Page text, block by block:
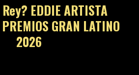
EDDIE ARTISTA
GRAN LATINO
2026